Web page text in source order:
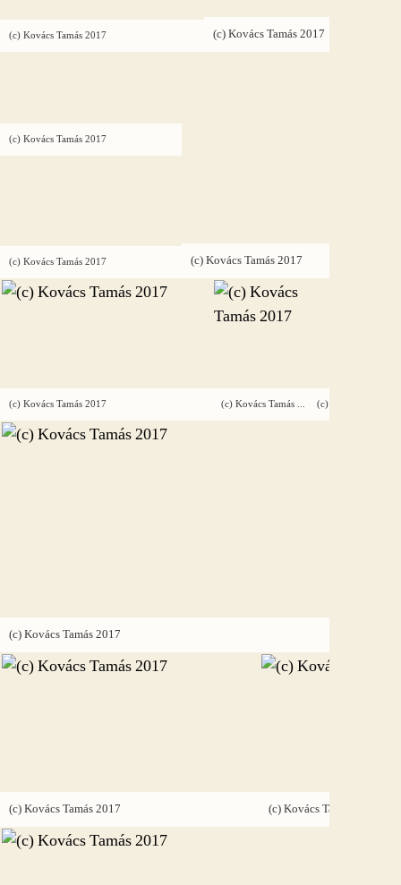
(c) Kovács Tamás 2017 (c) Kovács Tamás 2017
(c) Kovács Tamás 2017
(c) Kovács Tamás 2017 (c) Kovács Tamás 2017
(c) Kovács Tamás 2017 (c) Kovács Tamás
(c) Kovács Tamás 2017
(c) Kovács Tamás 2017 (c) Kovács Tamás 2017